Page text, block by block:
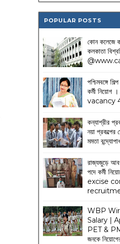
POPULAR POSTS
কোন কলেজে
কলকাতা
পশ্চিমবঙ্গে
কর্মী
vacancy
কন্যাশ্রীর
নয়া প্রকল্পের
মমতা
রাজ্যজুড়ে
পদে কর্মী
excise
WBP
Salary |
PET &
জনকে